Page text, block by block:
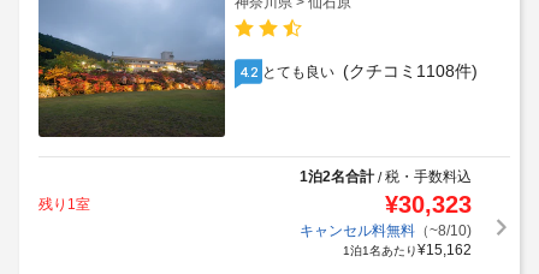
4.2 とても良い (クチコミ1108件)
1泊2名合計/税・手数料込
残り1室
¥30,323
キャンセル料無料（~8/10)
1泊1名あたり¥15,162